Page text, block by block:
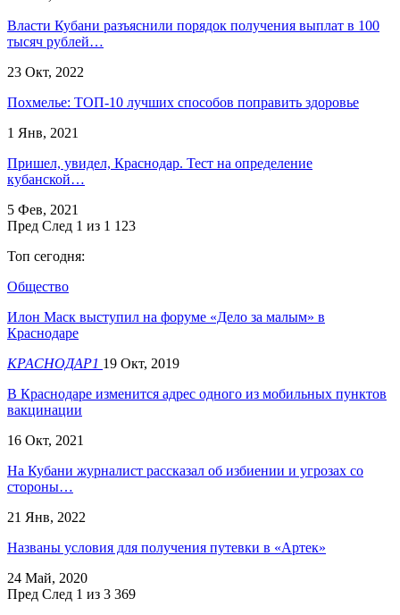
Власти Кубани разъяснили порядок получения выплат в 100
тысяч рублей…
23 Окт, 2022
Похмелье: ТОП-10 лучших способов поправить здоровье
1 Янв, 2021
Пришел, увидел, Краснодар. Тест на определение
кубанской…
5 Фев, 2021
Пред След 1 из 1 123
Топ сегодня:
Общество
Илон Маск выступил на форуме «Дело за малым» в
Краснодаре
КРАСНОДАР1 19 Окт, 2019
В Краснодаре изменится адрес одного из мобильных пунктов
вакцинации
16 Окт, 2021
​На Кубани журналист рассказал об избиении и угрозах со
стороны…
21 Янв, 2022
Названы условия для получения путевки в «Артек»
24 Май, 2020
Пред След 1 из 3 369